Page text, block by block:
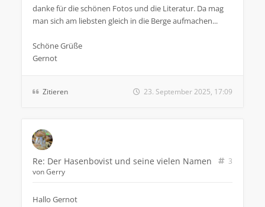
danke für die schönen Fotos und die Literatur. Da mag
man sich am liebsten gleich in die Berge aufmachen...
Schöne Grüße
Gernot
Zitieren 23. September 2025, 17:09
Re: Der Hasenbovist und seine vielen Namen
3
vonGerry
Hallo Gernot